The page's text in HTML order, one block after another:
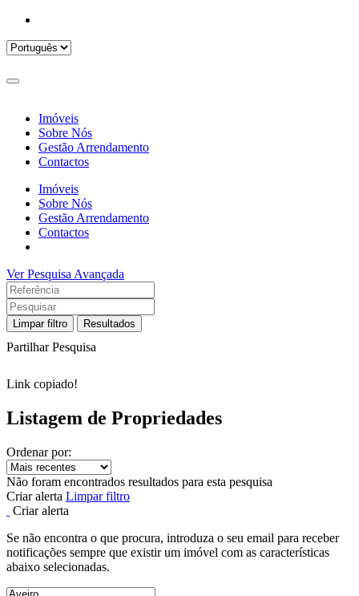
Imóveis
Sobre Nós
Gestão Arrendamento
Contactos
Imóveis
Sobre Nós
Gestão Arrendamento
Contactos
Ver Pesquisa Avançada
Limpar filtro Resultados
Partilhar Pesquisa
Link copiado!
Listagem de Propriedades
Ordenar por:
Não foram encontrados resultados para esta pesquisa
Criar alerta Limpar filtro
Criar alerta
Se não encontra o que procura, introduza o seu email para receber
notificações sempre que existir um imóvel com as características
abaixo selecionadas.